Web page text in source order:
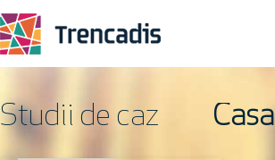
Studii de caz